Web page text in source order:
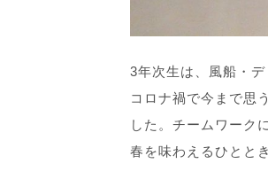
3年次生は、風船・
コロナ禍で今まで思
した。チームワーク
春を味わえるひとと